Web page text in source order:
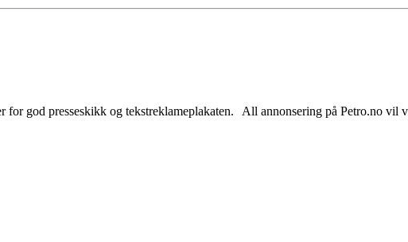
for god presseskikk og tekstreklameplakaten. All annonsering på Petro.no